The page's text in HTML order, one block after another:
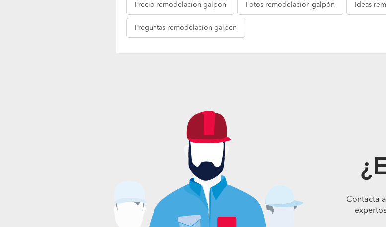
Precio remodelación galpón Fotos remodelación galpón Ideas
Preguntas remodelación galpón
Contacta